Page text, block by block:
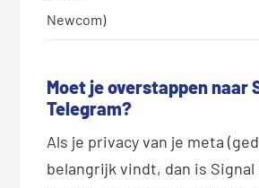
Newcom)
Moet je overstappen naar
Telegram?
Als je privacy van je meta
belangrijk vindt, dan is